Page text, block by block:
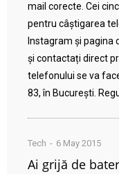
mail corecte. Cei
pentru câștigarea
Instagram și pagina
și contactați direct
telefonului se va
83, în București.
Tech 6 May 2015
Ai grijă de